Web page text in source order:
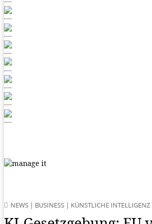
NEWS | BUSINESS | KÜNSTLICHE INTELLIGENZ